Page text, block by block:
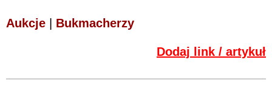
Aukcje Bukmacherzy
Dodaj link / artykuł